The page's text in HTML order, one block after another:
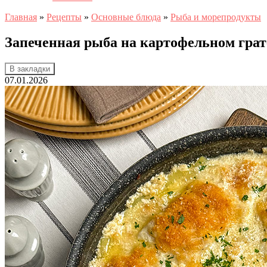
Главная » Рецепты » Основные блюда » Рыба и морепродукты
Запеченная рыба на картофельном
В закладки
07.01.2026